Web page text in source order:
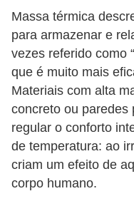
Massa térmica
para armazenar e
vezes referido como
que é muito mais
Materiais com alta
concreto ou paredes
regular o conforto
de temperatura: ao
criam um efeito de
corpo humano.
s
e
u
t
e
n
s
í
l